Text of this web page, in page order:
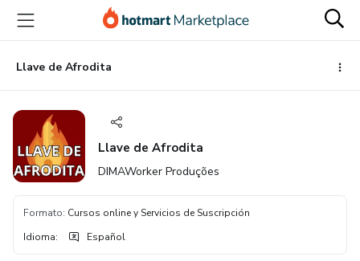
principal
página
de
página
Llave de Afrodita
Llave de Afrodita
DIMAWorker Produções
Formato: Cursos online y Servicios de Suscripción
Idioma: Español